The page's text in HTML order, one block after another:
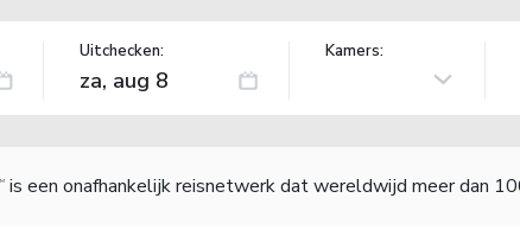
Uitchecken: Kamers:
is een onafhankelijk reisnetwerk dat wereldwijd meer dan